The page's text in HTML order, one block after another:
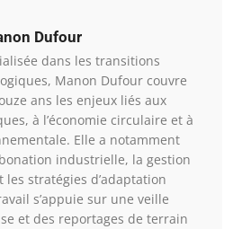
Dufour
dans les transitions
Manon Dufour couvre
ans les enjeux liés aux
à l’économie circulaire et à
Elle a notamment
industrielle, la gestion
les stratégies d’adaptation
s’appuie sur une veille
et des reportages de terrain